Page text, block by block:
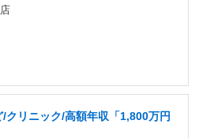
/クリニック/高額年収「1,800万円